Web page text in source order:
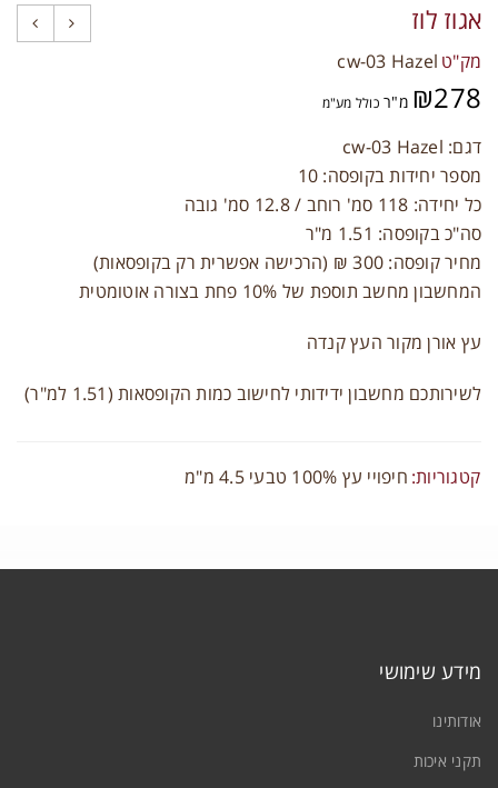
משתמש או כתובת אימייל *
אגוז לוז
מק"ט cw-03 Hazel
₪278 מ"רכולל מע"מ
דגם: cw-03 Hazel
מספר יחידות בקופסה: 10
כל יחידה: 118 סמ' רוחב / 12.8 סמ' גובה
סה"כ בקופסה: 1.51 מ"ר
מחיר קופסה: 300 ₪ (הרכישה אפשרית רק בקופסאות)
המחשבון מחשב תוספת של 10% פחת בצורה אוטומטית
עץ אורן מקור העץ קנדה
לשירותכם מחשבון ידידותי לחישוב כמות הקופסאות (1.51 למ"ר)
קטגוריות: חיפויי עץ 100% טבעי 4.5 מ"מ
מידע שימושי
אודותינו
תקני איכות